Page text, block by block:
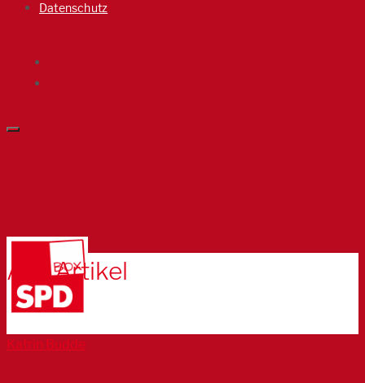
Datenschutz
Alle Artikel
Katrin Budde